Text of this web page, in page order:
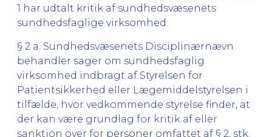
1 har udtalt kritik af sundhedsvæsenets
sundhedsfaglige virksomhed.
§ 2 a. Sundhedsvæsenets Disciplinærnævn
behandler sager om sundhedsfaglig
virksomhed indbragt af Styrelsen for
Patientsikkerhed eller Lægemiddelstyrelsen i
tilfælde, hvor vedkommende styrelse finder, at
der kan være grundlag for kritik af eller
sanktion over for personer omfattet af § 2, stk.